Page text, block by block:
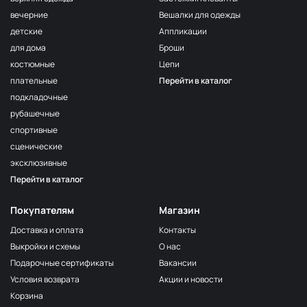
МП-50-F163/1
МП-50-161/2
Сиреневый
МП-50-F167
F163/2
2Сирень
Фисташковый
орех
Горчица
2400000679196
Бежевый
клас.
2400000312321
119 Сер.Голубой
МП-50-119
вечерние
детские
для дома
костюмные
плательные
подкладочные
рубашечные
спортивные
сценические
эксклюзивные
Перейти в каталог
Вешалки для одежды
Аппликации
Броши
Цепи
Перейти в каталог
Покупателям
Доставка и оплата
Выкройки и схемы
Подарочные сертификаты
Условия возврата
Корзина
Магазин
Контакты
О нас
Вакансии
Акции и новости